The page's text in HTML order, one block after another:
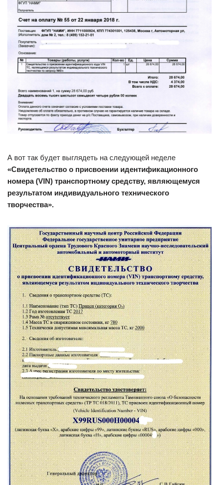
А вот так будет выглядеть на следующей неделе
«Свидетельство о присвоении идентификационного
номера (VIN) транспортному средству, являющемуся
результатом индивидуального технического
творчества».